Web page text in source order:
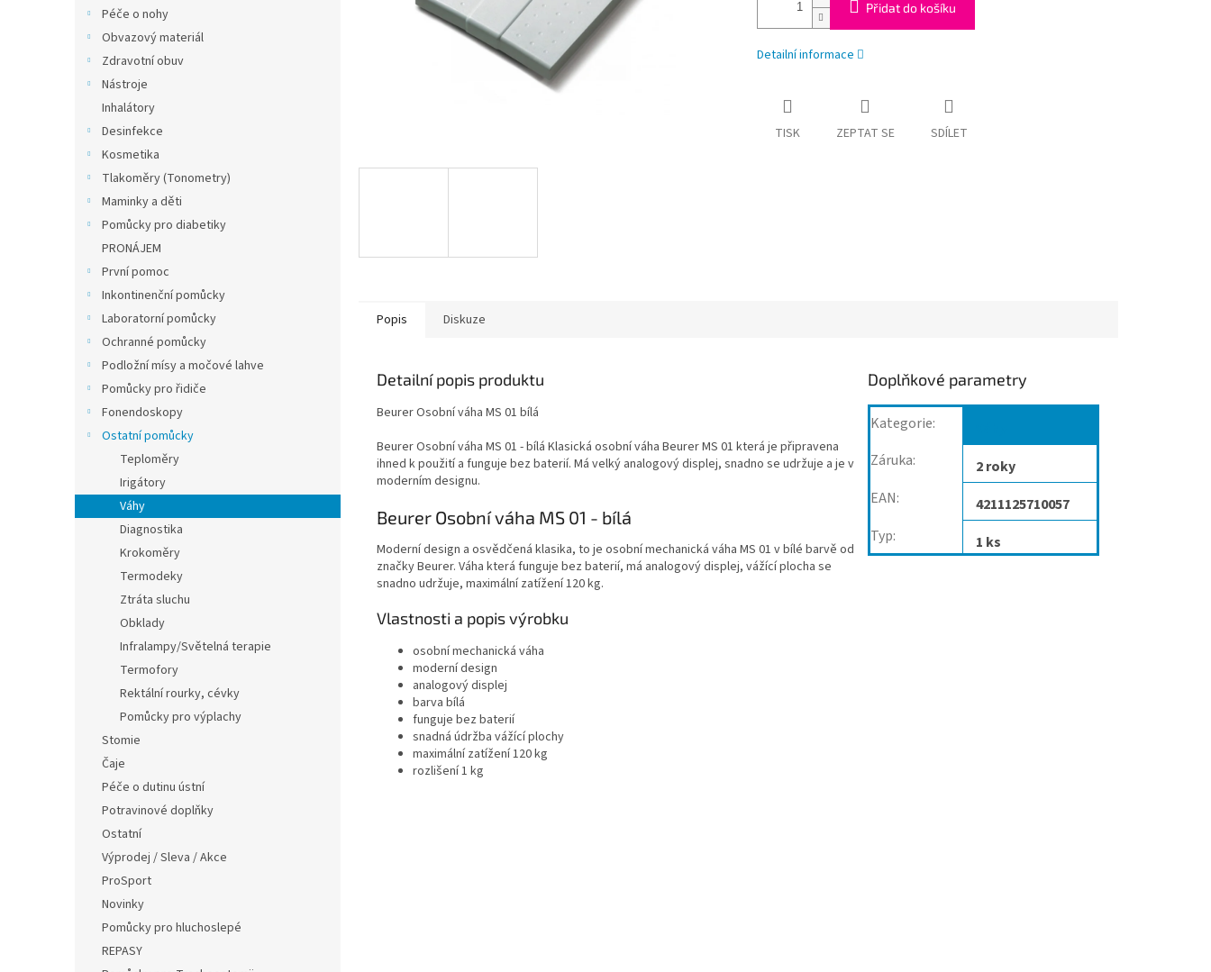
Péče o nohy
Obvazový materiál
Zdravotní obuv
Nástroje
Inhalátory
Desinfekce
Kosmetika
Tlakoměry (Tonometry)
Maminky a děti
Pomůcky pro diabetiky
PRONÁJEM
První pomoc
Inkontinenční pomůcky
Laboratorní pomůcky
Ochranné pomůcky
Podložní mísy a močové lahve
Pomůcky pro řidiče
Fonendoskopy
Ostatní pomůcky
Teploměry
Irigátory
Váhy
Diagnostika
Krokoměry
Termodeky
Ztráta sluchu
Obklady
Infralampy/Světelná terapie
Termofory
Rektální rourky, cévky
Pomůcky pro výplachy
Stomie
Čaje
Péče o dutinu ústní
Potravinové doplňky
Ostatní
Výprodej / Sleva / Akce
ProSport
Novinky
Pomůcky pro hluchoslepé
REPASY
Přidat do košíku
Detailní informace
TISK ZEPTAT SE SDÍLET
Popis Diskuze
Detailní popis produktu
Beurer Osobní váha MS 01 bílá
Beurer Osobní váha MS 01 - bílá Klasická osobní váha Beurer MS 01 která je připravena
ihned k použití a funguje bez baterií. Má velký analogový displej, snadno se udržuje a je v
moderním designu.
Beurer Osobní váha MS 01 - bílá
Moderní design a osvědčená klasika, to je osobní mechanická váha MS 01 v bílé barvě od
značky Beurer. Váha která funguje bez baterií, má analogový displej, vážící plocha se
snadno udržuje, maximální zatížení 120 kg.
Vlastnosti a popis výrobku
osobní mechanická váha
moderní design
analogový displej
barva bílá
funguje bez baterií
snadná údržba vážící plochy
maximální zatížení 120 kg
rozlišení 1 kg
Doplňkové parametry
Kategorie:
Záruka:
2 roky
EAN:
4211125710057
Typ: 1 ks